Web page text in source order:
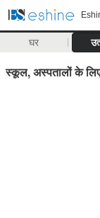
घर
स्कूल, अस्पतालों के